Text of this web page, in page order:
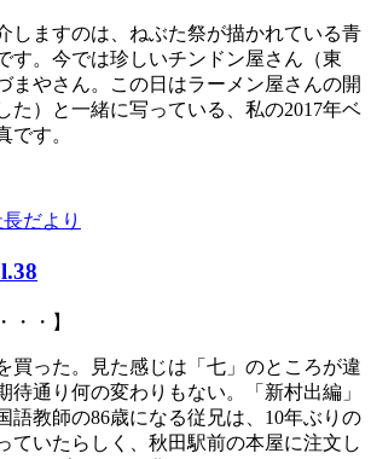
しますのは、ねぶた祭が描かれている青
す。今では珍しいチンドン屋さん（東
やさん。この日はラーメン屋さんの開
た）と一緒に写っている、私の2017年ベ
です。
だより
・・】
買った。見た感じは「七」のところが違
待通り何の変わりもない。「新村出編」
語教師の86歳になる従兄は、10年ぶりの
ていたらしく、秋田駅前の本屋に注文し